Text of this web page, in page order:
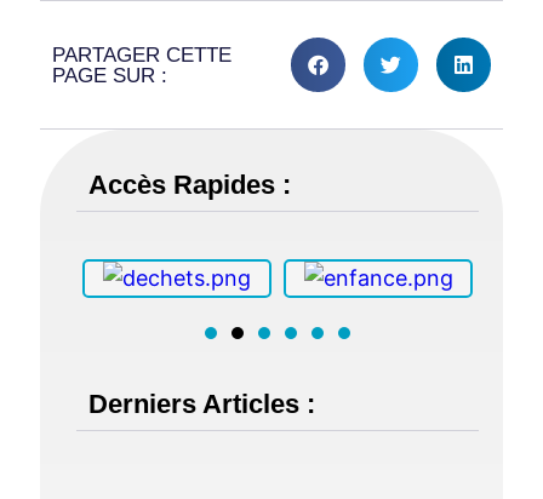
PARTAGER CETTE
PAGE SUR :
Accès Rapides :
Derniers Articles :